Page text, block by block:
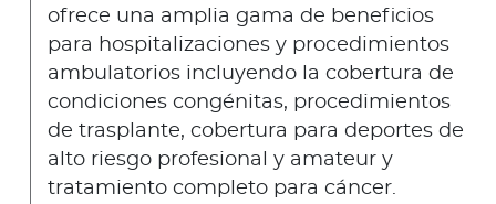
ofrece una amplia gama de beneficios
para hospitalizaciones y procedimientos
ambulatorios incluyendo la cobertura de
condiciones congénitas, procedimientos
de trasplante, cobertura para deportes de
alto riesgo profesional y amateur y
tratamiento completo para cáncer.